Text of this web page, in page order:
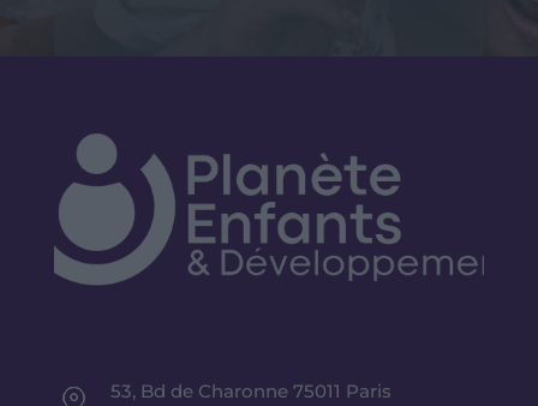
53, Bd de Charonne 75011 Paris